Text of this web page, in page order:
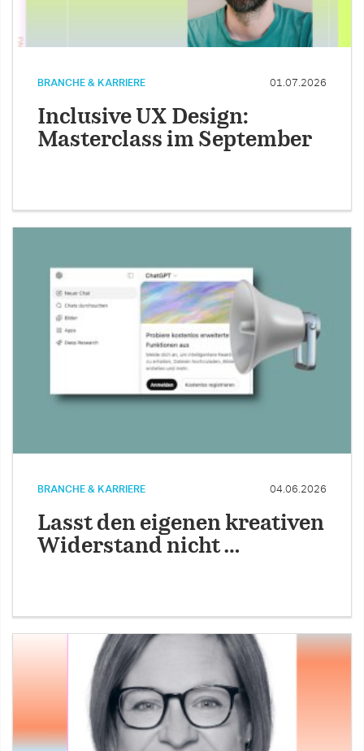
BRANCHE & KARRIERE 01.07.2026
Inclusive UX Design:
Masterclass im September
BRANCHE & KARRIERE 04.06.2026
Lasst den eigenen kreativen
Widerstand nicht …